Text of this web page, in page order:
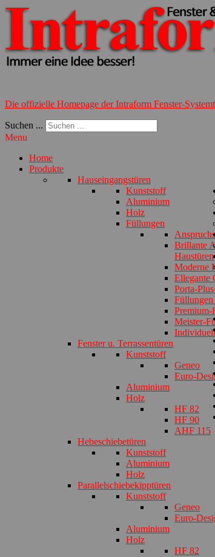
Die offizielle Homepage der Intraform Fenster-
Suchen ...
Menu
Home
Produkte
Hauseingangstüren
Kunststoff
Aluminium
Holz
Füllungen
Brillante
Haustüren
Moderne
Ellegante
Porta-
Meister-
Fenster u. Terrassentüren
Kunststoff
Geneo
Euro-
Aluminium
Holz
HF 82
HF 90
AHF 115
Hebeschiebetüren
Kunststoff
Aluminium
Holz
Parallelschiebekipptüren
Kunststoff
Geneo
Euro-
Aluminium
Holz
HF 82